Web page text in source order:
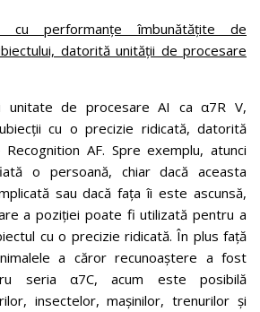
cu performanțe îmbunătățite de
datorită unității de procesare
unitate de procesare AI ca α7R V,
cu o precizie ridicată, datorită
AF. Spre exemplu, atunci
o persoană, chiar dacă aceasta
sau dacă fața îi este ascunsă,
a poziției poate fi utilizată pentru a
cu o precizie ridicată. În plus față
a căror recunoaștere a fost
seria α7C, acum este posibilă
insectelor, mașinilor, trenurilor și